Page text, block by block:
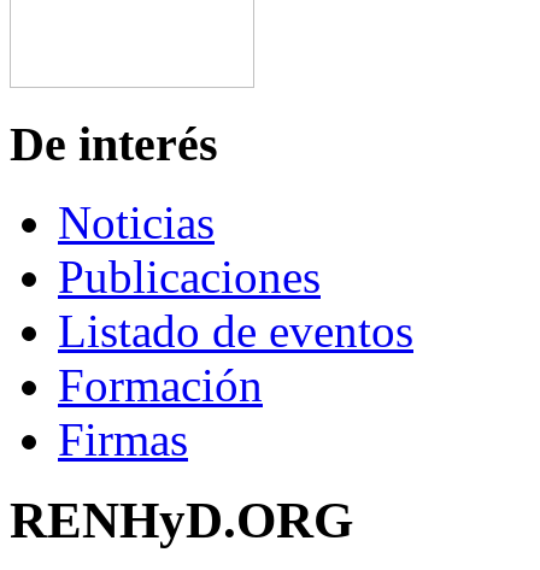
De interés
Noticias
Publicaciones
Listado de eventos
Formación
Firmas
RENHyD.ORG